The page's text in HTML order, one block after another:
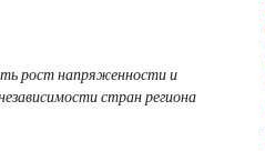
рост напряженности и
стран региона